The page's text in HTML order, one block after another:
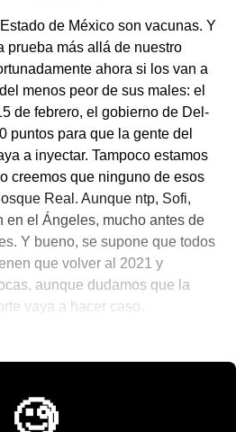
de México son vacunas. Y
prueba más allá de nuestro
ahora si los van a
menos peor de sus males: el
de febrero, el gobierno de Del-
puntos para que la gente del
a inyectar. Tampoco estamos
creemos que ninguno de esos
Real. Aunque ntp, Sofi,
en el Ángeles, mucho antes de
Y bueno, se supone que todos
que volver al 2021 y
aunque dudamos que la
vaya a hacer caso.
🧐